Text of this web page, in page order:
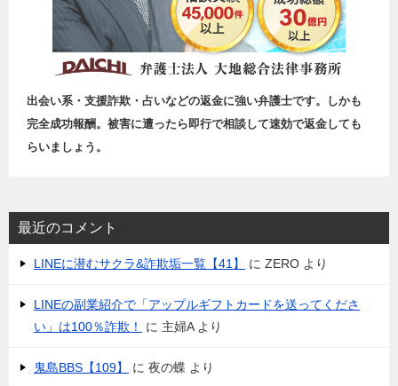
出会い系・支援詐欺・占いなどの返金に強い弁護士です。しかも
完全成功報酬。被害に遭ったら即行で相談して速効で返金しても
らいましょう。
最近のコメント
LINEに潜むサクラ&詐欺垢一覧【41】 に ZERO より
LINEの副業紹介で「アップルギフトカードを送ってくださ
い」は100％詐欺！
に 主婦Aより
鬼島BBS【109】 に 夜の蝶 より